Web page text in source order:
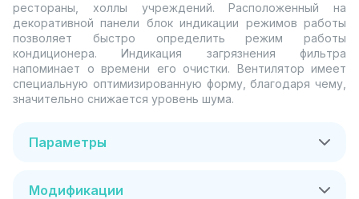
рестораны, холлы учреждений. Расположенный на
декоративной панели блок индикации режимов работы
позволяет быстро определить режим работы
кондиционера. Индикация загрязнения фильтра
напоминает о времени его очистки. Вентилятор имеет
специальную оптимизированную форму, благодаря чему,
значительно снижается уровень шума.
Параметры
Модификации